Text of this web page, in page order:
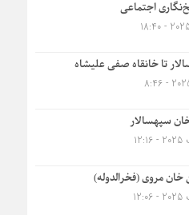
اجتماعی
تا خانقاه صفی علیشاه
سپهسالار
مروی (فخرالدوله)